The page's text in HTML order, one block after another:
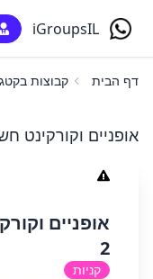
iGroupsIL
דף הבית קבוצות
אופניים וקורקינט חשמלי יד
אופניים
2
קניות